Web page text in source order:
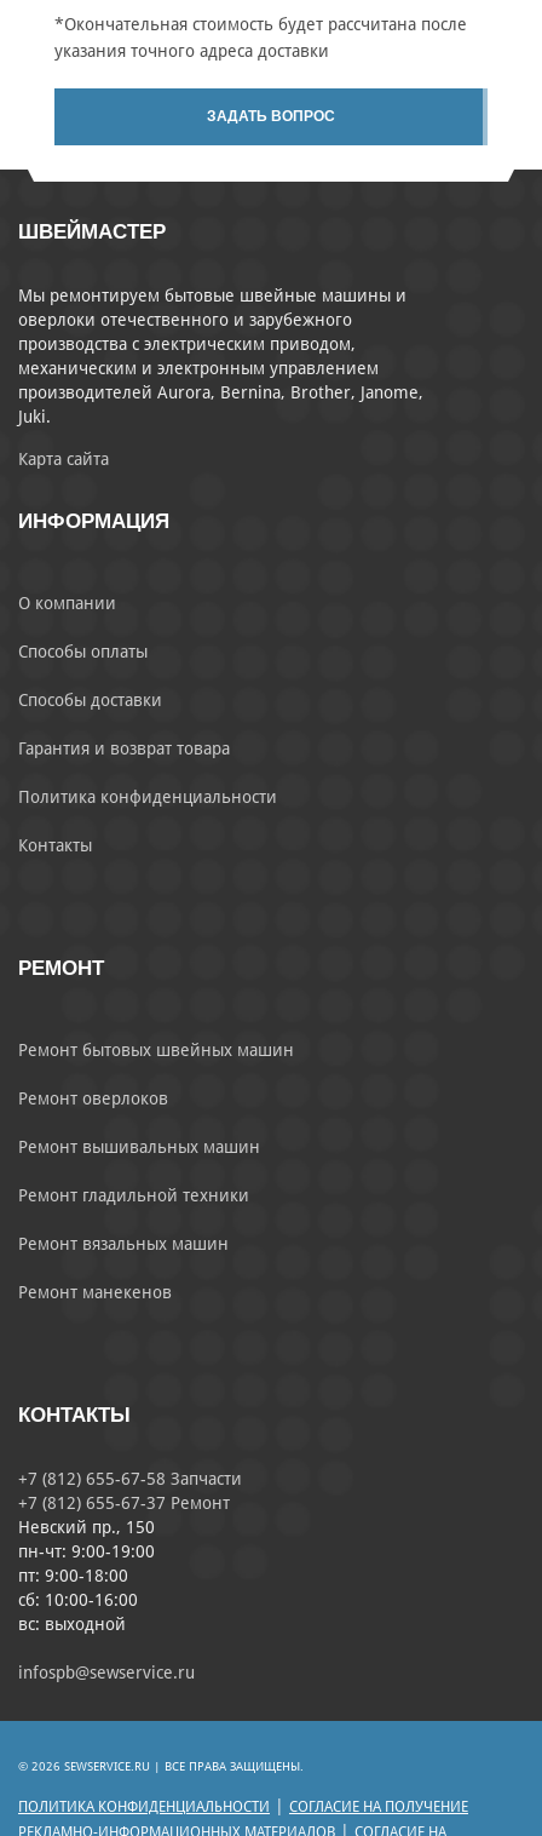
*Окончательная стоимость будет рассчитана после
указания точного адреса доставки
ЗАДАТЬ ВОПРОС
ШВЕЙМАСТЕР
Мы ремонтируем бытовые швейные машины и
оверлоки отечественного и зарубежного
производства с электрическим приводом,
механическим и электронным управлением
производителей Aurora, Bernina, Brother, Janome,
Juki.
Карта сайта
ИНФОРМАЦИЯ
О компании
Способы оплаты
Способы доставки
Гарантия и возврат товара
Политика конфиденциальности
Контакты
РЕМОНТ
Ремонт бытовых швейных машин
Ремонт оверлоков
Ремонт вышивальных машин
Ремонт гладильной техники
Ремонт вязальных машин
Ремонт манекенов
КОНТАКТЫ
+7 (812) 655-67-58 Запчасти
+7 (812) 655-67-37 Ремонт
Невский пр., 150
пн-чт: 9:00-19:00
пт: 9:00-18:00
сб: 10:00-16:00
вс: выходной
infospb@sewservice.ru
© 2026 SEWSERVICE.RU | ВСЕ ПРАВА ЗАЩИЩЕНЫ.
ПОЛИТИКА КОНФИДЕНЦИАЛЬНОСТИ
СОГЛАСИЕ НА ПОЛУЧЕНИЕ
РЕКЛАМНО-ИНФОРМАЦИОННЫХ МАТЕРИАЛОВ
СОГЛАСИЕ НА